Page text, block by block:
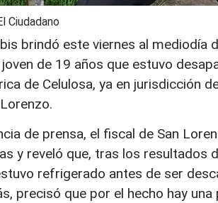
Ciudadano
brindó este viernes al mediodía
de 19 años que estuvo
de Celulosa, ya en jurisdicción
de prensa, el fiscal de San
y reveló que, tras los resultados
refrigerado antes de ser
precisó que por el hecho hay